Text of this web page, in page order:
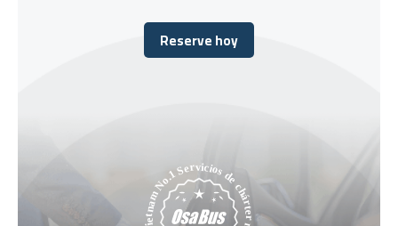
Reserve hoy
Reserve hoy